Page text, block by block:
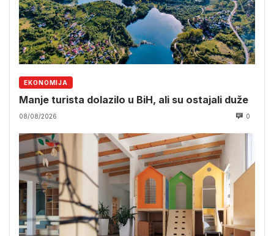
EKONOMIJA
Manje turista dolazilo u BiH, ali su ostajali duže
08/08/2026 0